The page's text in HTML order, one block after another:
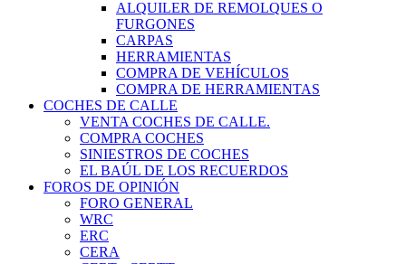
ALQUILER DE REMOLQUES O
FURGONES
CARPAS
HERRAMIENTAS
COMPRA DE VEHÍCULOS
COMPRA DE HERRAMIENTAS
COCHES DE CALLE
VENTA COCHES DE CALLE.
COMPRA COCHES
SINIESTROS DE COCHES
EL BAÚL DE LOS RECUERDOS
FOROS DE OPINIÓN
FORO GENERAL
WRC
ERC
CERA